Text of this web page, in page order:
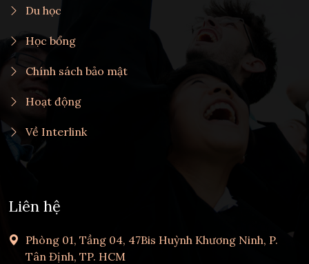
Du học
Học bổng
Chính sách bảo mật
Hoạt động
Về Interlink
Liên hệ
Phòng 01, Tầng 04, 47Bis Huỳnh Khương Ninh, P.
Tân Định, TP. HCM